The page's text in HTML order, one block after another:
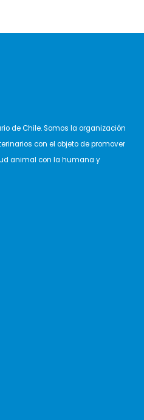
de Chile. Somos la organización
con el objeto de promover
animal con la humana y